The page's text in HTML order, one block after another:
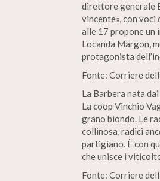
direttore generale
vincente», con voci
alle 17 propone un
Locanda Margon,
protagonista
Fonte: Corriere
La Barbera nata
La coop Vinchio
grano biondo. Le
collinosa, radici
partigiano. È con
che unisce i
Fonte: Corriere